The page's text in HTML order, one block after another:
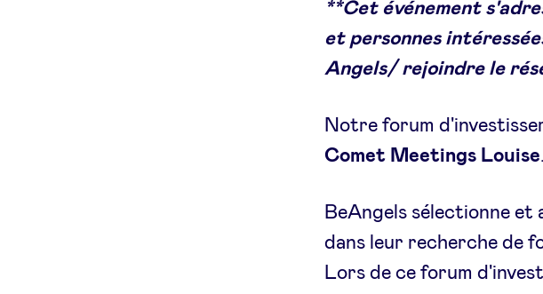
**Cet événement
et personnes
Angels/ rejoindre le
Notre forum
Comet Meetings Louise.
BeAngels sélectionne et
dans leur recherche de
Lors de ce forum